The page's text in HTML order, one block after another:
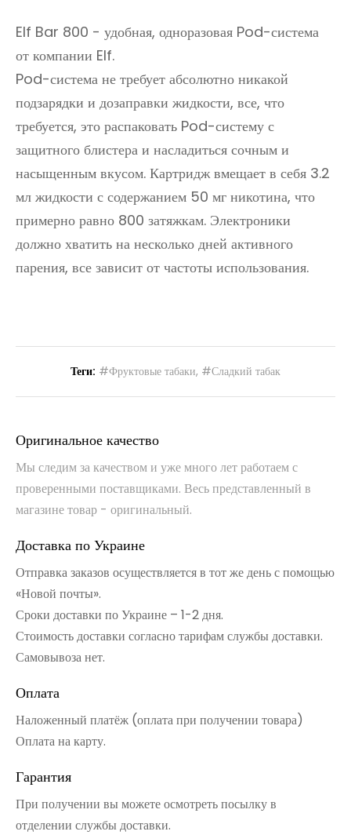
Elf Bar 800 - удобная, одноразовая Pod-система
от компании Elf.
Pod-система не требует абсолютно никакой
подзарядки и дозаправки жидкости, все, что
требуется, это распаковать Pod-систему с
защитного блистера и насладиться сочным и
насыщенным вкусом. Картридж вмещает в себя 3.2
мл жидкости с содержанием 50 мг никотина, что
примерно равно 800 затяжкам. Электроники
должно хватить на несколько дней активного
парения, все зависит от частоты использования.
Теги: #Фруктовые табаки, #Сладкий табак
Оригинальное качество
Мы следим за качеством и уже много лет работаем с
проверенными поставщиками. Весь представленный в
магазине товар - оригинальный.
Доставка по Украине
Отправка заказов осуществляется в тот же день с помощью
«Новой почты».
Сроки доставки по Украине – 1-2 дня.
Стоимость доставки согласно тарифам службы доставки.
Самовывоза нет.
Оплата
Наложенный платёж (оплата при получении товара)
Оплата на карту.
Гарантия
При получении вы можете осмотреть посылку в
отделении службы доставки.